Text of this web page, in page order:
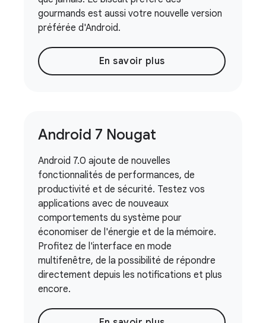
gourmands est aussi votre nouvelle version
préférée d'Android.
En savoir plus
Android 7 Nougat
Android 7.0 ajoute de nouvelles
fonctionnalités de performances, de
productivité et de sécurité. Testez vos
applications avec de nouveaux
comportements du système pour
économiser de l'énergie et de la mémoire.
Profitez de l'interface en mode
multifenêtre, de la possibilité de répondre
directement depuis les notifications et plus
encore.